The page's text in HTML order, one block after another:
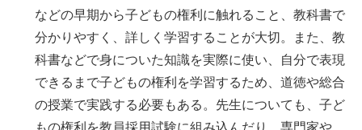
などの早期から子どもの権利に触れること、教科書で
分かりやすく、詳しく学習することが大切。また、教
科書などで身についた知識を実際に使い、自分で表現
できるまで子どもの権利を学習するため、道徳や総合
の授業で実践する必要もある。先生についても、子ど
もの権利を教員採用試験に組み込んだり、専門家や